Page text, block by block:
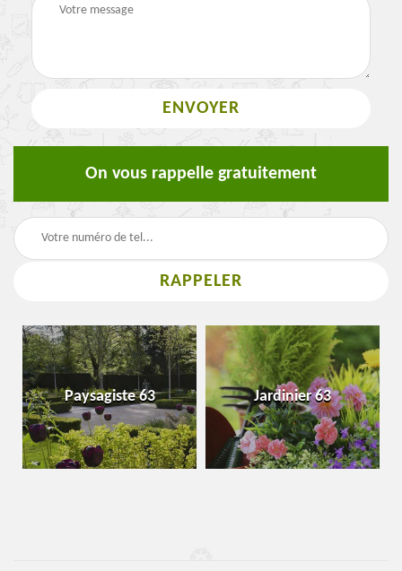
On vous rappelle gratuitement
Paysagiste 63 Jardinier 63